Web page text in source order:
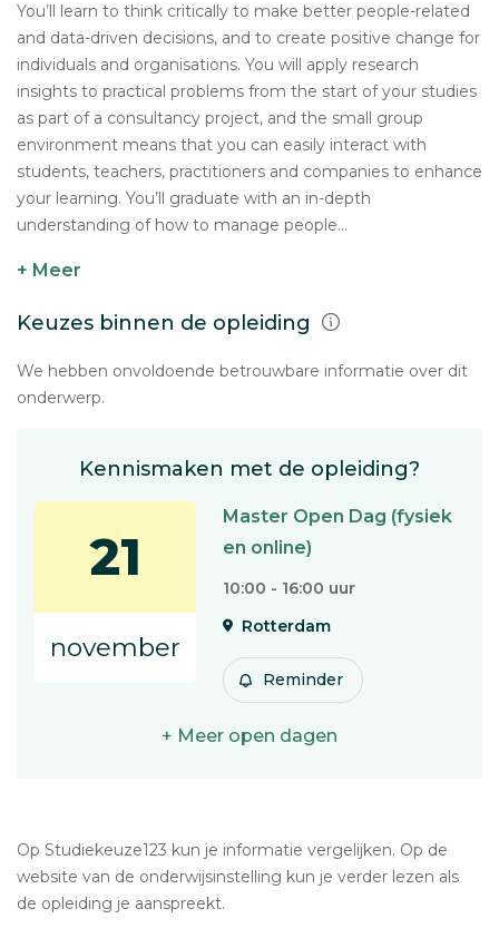
You’ll learn to think critically to make better people-related
and data-driven decisions, and to create positive change for
individuals and organisations. You will apply research
insights to practical problems from the start of your studies
as part of a consultancy project, and the small group
environment means that you can easily interact with
students, teachers, practitioners and companies to enhance
your learning. You’ll graduate with an in-depth
understanding of how to manage people...
+ Meer
Keuzes binnen de opleiding
We hebben onvoldoende betrouwbare informatie over dit
onderwerp.
Kennismaken met de opleiding?
21
november
Master Open Dag (fysiek
en online)
10:00 - 16:00 uur
Rotterdam
Reminder
+ Meer open dagen
Op Studiekeuze123 kun je informatie vergelijken. Op de
website van de onderwijsinstelling kun je verder lezen als
de opleiding je aanspreekt.